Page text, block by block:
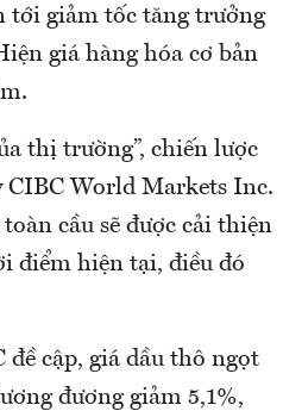
tới giảm tốc tăng trưởng
giá hàng hóa cơ bản
thị trường”, chiến lược
CIBC World Markets Inc.
cầu sẽ được cải thiện
điểm hiện tại, điều đó
đề cập, giá dầu thô ngọt
đương giảm 5,1%,